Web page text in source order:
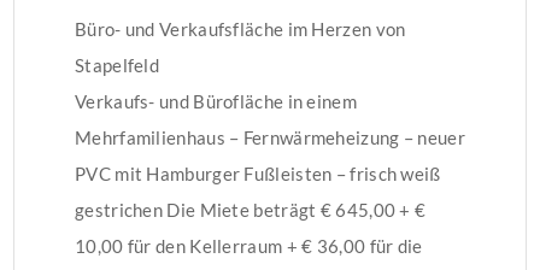
Büro- und Verkaufsfläche im Herzen von
Stapelfeld
Verkaufs- und Bürofläche in einem
Mehrfamilienhaus – Fernwärmeheizung – neuer
PVC mit Hamburger Fußleisten – frisch weiß
gestrichen Die Miete beträgt € 645,00 + €
10,00 für den Kellerraum + € 36,00 für die